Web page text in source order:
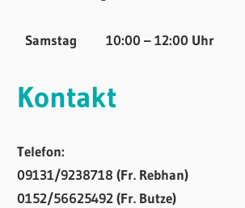
Samstag 10:00 – 12:00 Uhr
Kontakt
Telefon:
09131/9238718 (Fr. Rebhan)
0152/56625492 (Fr. Butze)